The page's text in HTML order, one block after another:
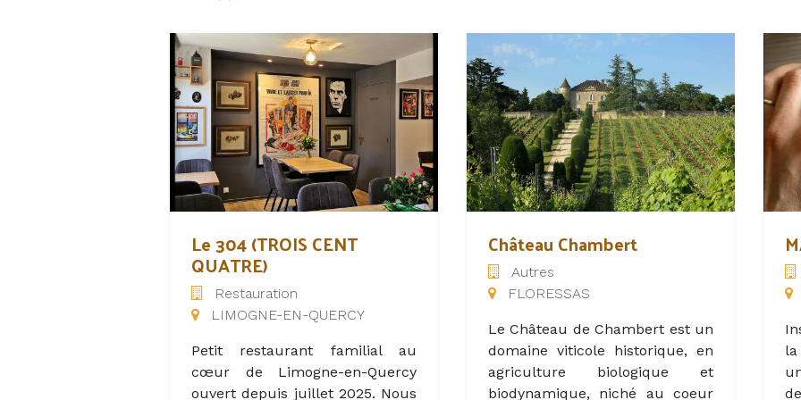
Le 304 (TROIS CENT
QUATRE)
Restauration
LIMOGNE-EN-QUERCY
Petit restaurant familial au
cœur de Limogne-en-Quercy
ouvert depuis juillet 2025. Nous
Château Chambert
Autres
FLORESSAS
Le Château de Chambert est un
domaine viticole historique, en
agriculture biologique et
biodynamique, niché au coeur